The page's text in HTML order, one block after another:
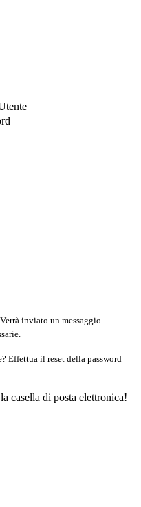
Verrà inviato un messaggio
Effettua il reset della password
casella di posta elettronica!